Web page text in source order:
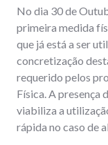
No dia 30 de
primeira medida
que já está a ser
concretização
requerido pelos
Física. A presença
viabiliza a
rápida no caso de